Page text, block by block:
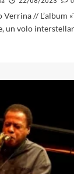
// L’album
un volo